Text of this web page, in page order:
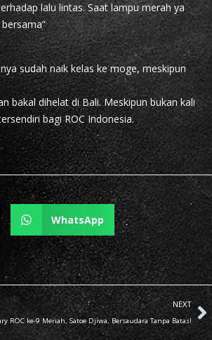
lalu lintas. Saat lampu merah ya
sudah naik kelas ke moge, meskipun
bakal dihelat di Bali. Meskipun bukan kali
bagi ROC Indonesia.
WhatsApp
NEXT
ROC ke-9 Meriah, Satoe Djiwa, Bersaudara Tanpa Batas!